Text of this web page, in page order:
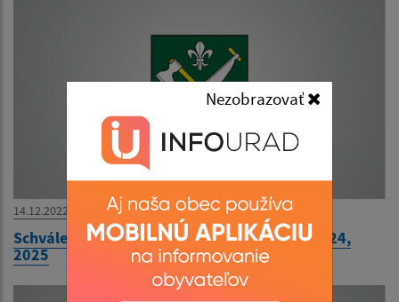
14.12.2022
Schválený rozpočet na rok 2023, návrh na 2024,
2025
Nezobrazovať